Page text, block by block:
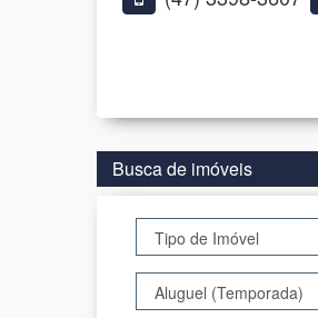
Busca de imóveis